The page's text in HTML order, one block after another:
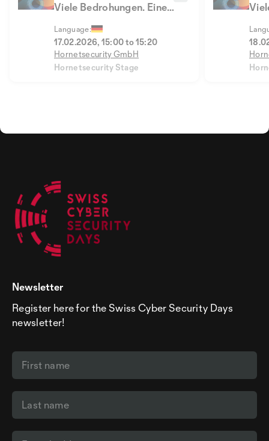
Viele Bedrohungen. Eine
Language:
17.02.2026, 15:00 to 15:20
Hornetsecurity GmbH
Hornetsecurity Stage
Newsletter
Register here for the Swiss Cyber Security Days
newsletter!